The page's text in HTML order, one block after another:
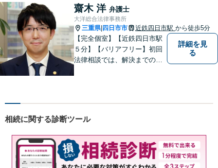
刑事事件全般】双方ともに納
得する解決を目指します【交
通事故】示談金の増額に向け
尽力
齋木 洋 弁護士
大洋総合法律事務所
三重県| 四日市市 近鉄四日市駅 から徒歩5分
【完全個室】【近鉄四日市駅
５分】【バリアフリー】初回
法律相談では、解決までの流
企業法務・顧問弁護士
詳細を見
る
相続に関する診断ツール